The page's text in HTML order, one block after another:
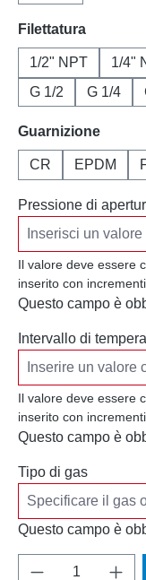
Seleziona
Filettatura
1/2" NPT 1/4"
G 1/2
G 1/4
Seleziona
Guarnizione
CR EPDM
Pressione di
Il valore deve essere
inserito con
Questo campo è
Intervallo di
Il valore deve essere
inserito con incrementi
Questo campo è
Tipo di gas
Questo campo è
Quantità del